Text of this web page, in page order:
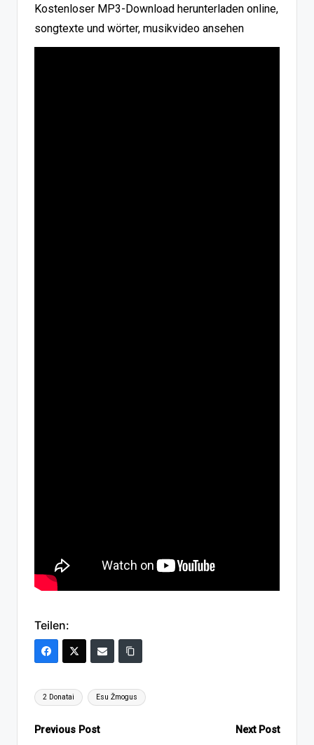
Kostenloser MP3-Download herunterladen online,
songtexte und wörter, musikvideo ansehen
Teilen:
Tags:
2 Donatai Esu Žmogus
Post
Previous Post Next Post